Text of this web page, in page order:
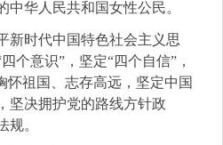
中华人民共和国女性公民。
新时代中国特色社会主义思
个意识”，坚定“四个自信”，
怀祖国、志存高远，坚定中国
坚决拥护党的路线方针政
规。